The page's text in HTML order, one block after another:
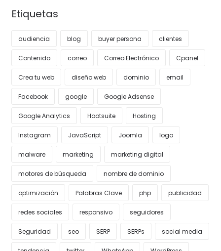
Etiquetas
audiencia blog buyer persona clientes
Contenido correo Correo Electrónico Cpanel
Crea tu web diseño web dominio email
Facebook google Google Adsense
Google Analytics Hootsuite Hosting
Instagram JavaScript Joomla logo
malware marketing marketing digital
motores de búsqueda nombre de dominio
optimización Palabras Clave php publicidad
redes sociales responsivo seguidores
Seguridad seo SERP SERPs social media